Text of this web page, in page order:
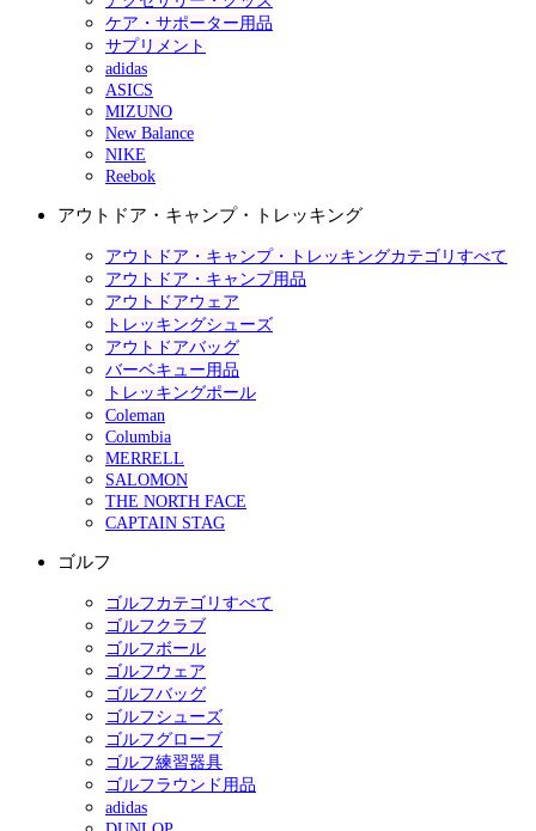
ケア・サポーター用品
サプリメント
adidas
ASICS
MIZUNO
New Balance
NIKE
Reebok
アウトドア・キャンプ・トレッキング
アウトドア・キャンプ・トレッキングカテゴリすべて
アウトドア・キャンプ用品
アウトドアウェア
トレッキングシューズ
アウトドアバッグ
バーベキュー用品
トレッキングポール
Coleman
Columbia
MERRELL
SALOMON
THE NORTH FACE
CAPTAIN STAG
ゴルフ
ゴルフカテゴリすべて
ゴルフクラブ
ゴルフボール
ゴルフウェア
ゴルフバッグ
ゴルフシューズ
ゴルフグローブ
ゴルフ練習器具
ゴルフラウンド用品
adidas